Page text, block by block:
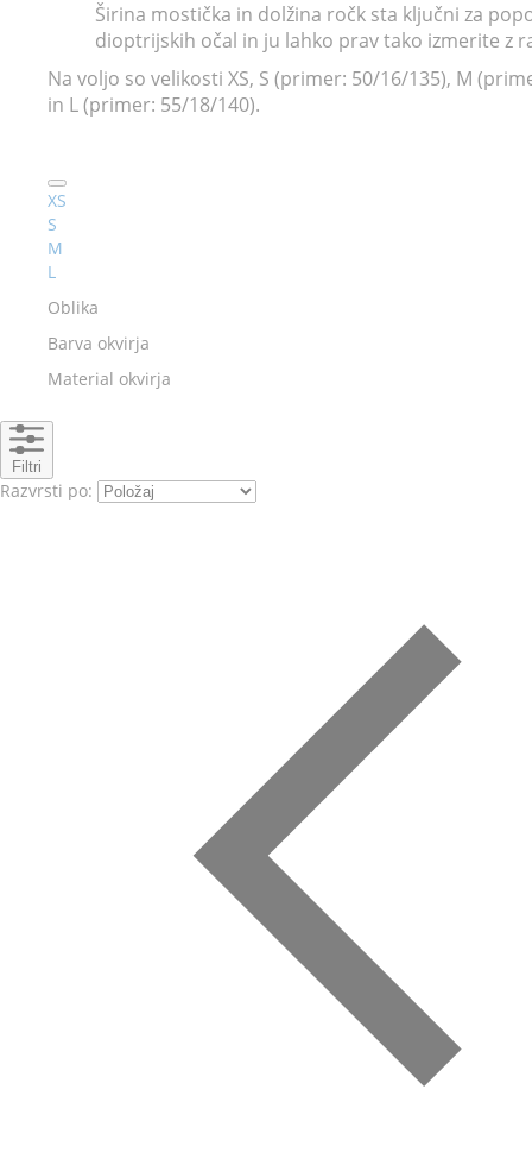
Širina mostička in dolžina ročk sta ključni za
dioptrijskih očal in ju lahko pravtako izmerite z
Na voljo so velikosti XS, S (primer: 50/16/135), M
in L (primer: 55/18/140).
XS
S
M
L
Oblika
Barva okvirja
Material okvirja
Filtri
Razvrsti po: